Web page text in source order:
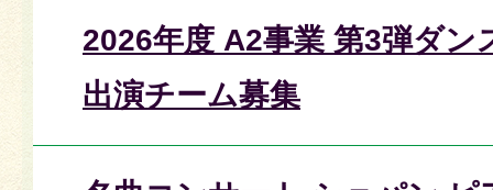
2026年度 A2事業 第3弾ダン
出演チーム募集